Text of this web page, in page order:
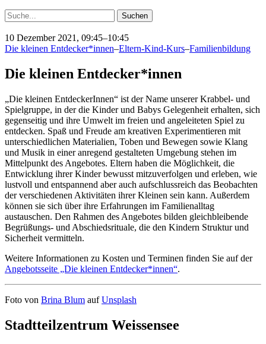
Suche
10 Dezember 2021, 09:45–10:45
Die kleinen Entdecker*innen–Eltern-Kind-Kurs–Familienbildung
Die kleinen Entdecker*innen
„Die kleinen EntdeckerInnen“ ist der Name unserer Krabbel- und
Spielgruppe, in der die Kinder und Babys Gelegenheit erhalten, sich
gegenseitig und ihre Umwelt im freien und angeleiteten Spiel zu
entdecken. Spaß und Freude am kreativen Experimentieren mit
unterschiedlichen Materialien, Toben und Bewegen sowie Klang
und Musik in einer anregend gestalteten Umgebung stehen im
Mittelpunkt des Angebotes. Eltern haben die Möglichkeit, die
Entwicklung ihrer Kinder bewusst mitzuverfolgen und erleben, wie
lustvoll und entspannend aber auch aufschlussreich das Beobachten
der verschiedenen Aktivitäten ihrer Kleinen sein kann. Außerdem
können sie sich über ihre Erfahrungen im Familienalltag
austauschen. Den Rahmen des Angebotes bilden gleichbleibende
Begrüßungs- und Abschiedsrituale, die den Kindern Struktur und
Sicherheit vermitteln.
Weitere Informationen zu Kosten und Terminen finden Sie auf der
Angebotsseite „Die kleinen Entdecker*innen“.
Foto von Brina Blum aufUnsplash
Stadtteilzentrum Weissensee